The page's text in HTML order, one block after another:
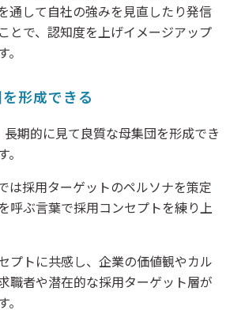
通して自社の強みを見直したり発信
とで、認知度を上げイメージアップ
形成できる
期的に見て良質な母集団を形成でき
は採用ターゲットのペルソナを策定
呼ぶ言葉で採用コンセプトを練り上
プトに共感し、企業の価値観やカル
職者や潜在的な採用ターゲット層が